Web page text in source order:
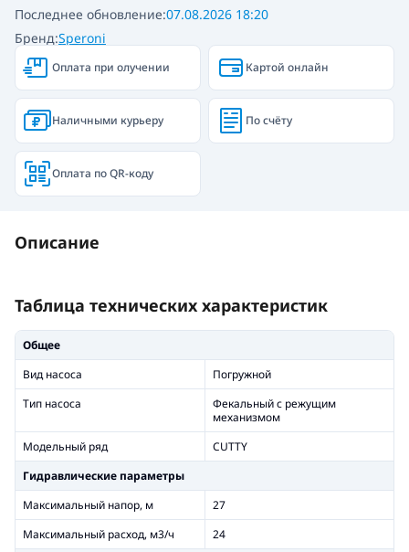
Бренд:Speroni
Последнее обновление:07.08.2026 18:20
Оплата при олучении Картой онлайн
Наличными курьеру По счёту
Оплата по QR-коду
Описание
Таблица технических характеристик
Общее
Вид насоса
Погружной
Тип насоса
Фекальный с режущим
механизмом
Модельный ряд
CUTTY
Гидравлические параметры
Максимальный напор, м
27
Максимальный расход, м3/ч
24